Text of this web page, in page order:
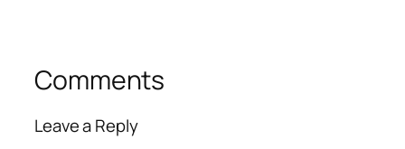
Comments
Leave a Reply